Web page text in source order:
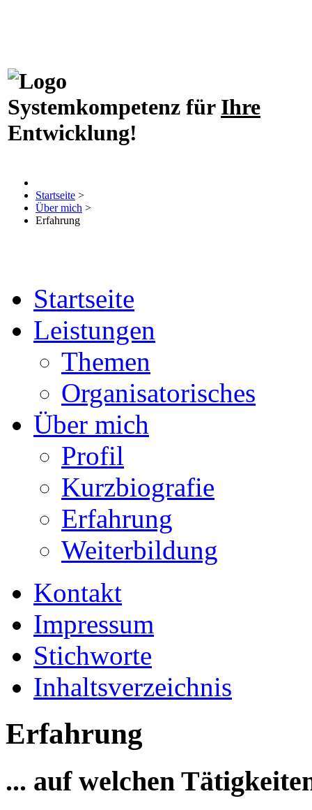
Systemkompetenz für Ihre
Entwicklung!
Startseite >
Über mich >
Erfahrung
Startseite
Leistungen
Themen
Organisatorisches
Über mich
Profil
Kurzbiografie
Erfahrung
Weiterbildung
Kontakt
Impressum
Stichworte
Inhaltsverzeichnis
Erfahrung
... auf welchen